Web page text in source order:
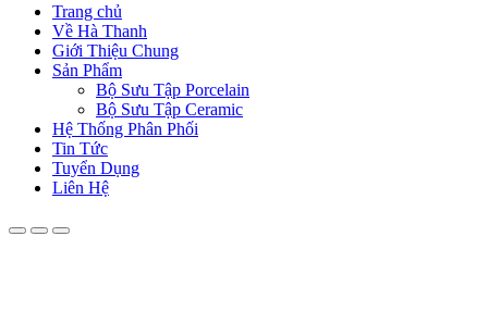
Trang chủ
Về Hà Thanh
Giới Thiệu Chung
Sản Phẩm
Bộ Sưu Tập Porcelain
Bộ Sưu Tập Ceramic
Hệ Thống Phân Phối
Tin Tức
Tuyển Dụng
Liên Hệ